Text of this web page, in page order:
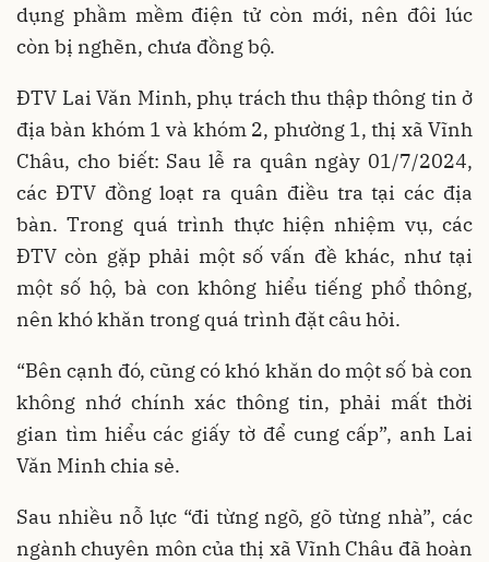
dụng phầm mềm điện tử còn mới, nên đôi lúc
còn bị nghẽn, chưa đồng bộ.
ĐTV Lai Văn Minh, phụ trách thu thập thông tin ở
địa bàn khóm 1 và khóm 2, phường 1, thị xã Vĩnh
Châu, cho biết: Sau lễ ra quân ngày 01/7/2024,
các ĐTV đồng loạt ra quân điều tra tại các địa
bàn. Trong quá trình thực hiện nhiệm vụ, các
ĐTV còn gặp phải một số vấn đề khác, như tại
một số hộ, bà con không hiểu tiếng phổ thông,
nên khó khăn trong quá trình đặt câu hỏi.
“Bên cạnh đó, cũng có khó khăn do một số bà con
không nhớ chính xác thông tin, phải mất thời
gian tìm hiểu các giấy tờ để cung cấp”, anh Lai
Văn Minh chia sẻ.
Sau nhiều nỗ lực “đi từng ngõ, gõ từng nhà”, các
ngành chuyên môn của thị xã Vĩnh Châu đã hoàn